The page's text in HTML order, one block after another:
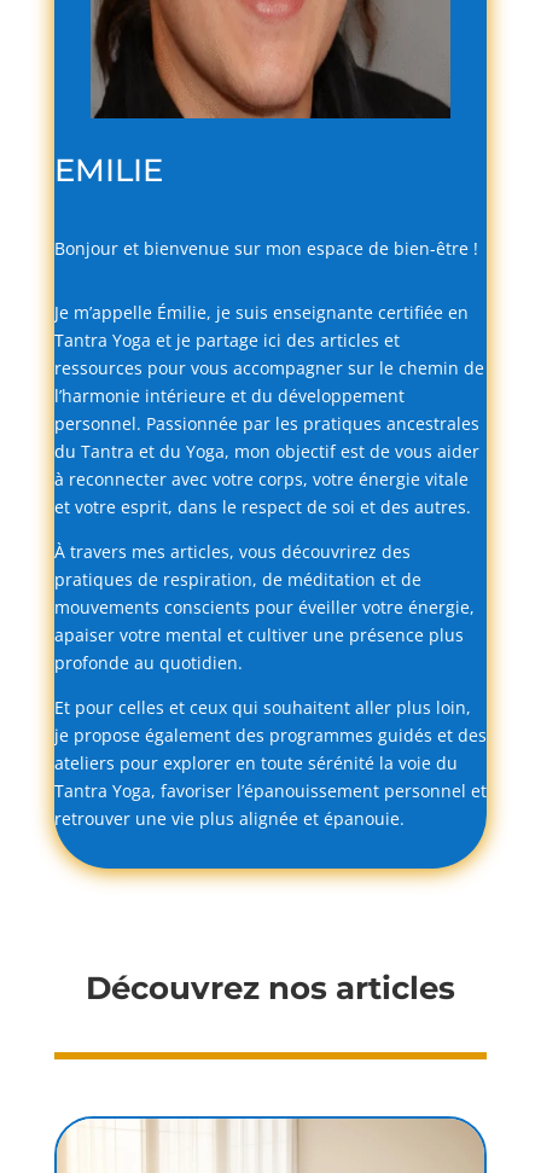
EMILIE
Bonjour et bienvenue sur mon espace de bien-être !
Je m’appelle Émilie, je suis enseignante certifiée en
Tantra Yoga et je partage ici des articles et
ressources pour vous accompagner sur le chemin de
l’harmonie intérieure et du développement
personnel. Passionnée par les pratiques ancestrales
du Tantra et du Yoga, mon objectifest de vous aider
à reconnecter avec votre corps, votre énergie vitale
et votre esprit, dans le respect de soi et des autres.
À travers mes articles, vous découvrirez des
pratiques de respiration, de méditation et de
mouvements conscients pour éveiller votre énergie,
apaiser votre mental et cultiver une présence plus
profonde au quotidien.
Et pour celles et ceux qui souhaitent aller plus loin,
je propose également des programmes guidés et des
ateliers pour explorer en toute sérénité la voie du
Tantra Yoga, favoriser l’épanouissement personnel et
retrouver une vie plus alignée et épanouie.
Découvrez nos articles